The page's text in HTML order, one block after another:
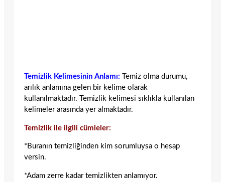
Temizlik Kelimesinin Anlamı:
Temiz olma durumu,
arılık anlamına gelen bir kelime olarak
kullanılmaktadır. Temizlik kelimesi sıklıkla kullanılan
kelimeler arasında yer almaktadır.
Temizlik ile ilgili cümleler:
*Buranın temizliğinden kim sorumluysa o hesap
versin.
*Adam zerre kadar temizlikten anlamıyor.